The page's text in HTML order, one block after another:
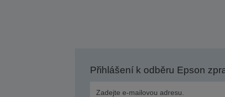
Přihlášení k odběru Epson